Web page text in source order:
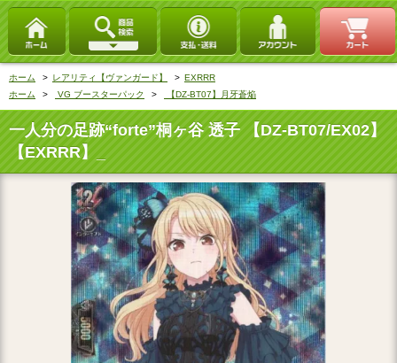
ホーム > レアリティ【ヴァンガード】 > EXRRR
ホーム
> VG ブースターパック > 【DZ-BT07】月牙蒼焔
一人分の足跡“forte”桐ヶ谷 透子 【DZ-BT07/EX02】
【EXRRR】_